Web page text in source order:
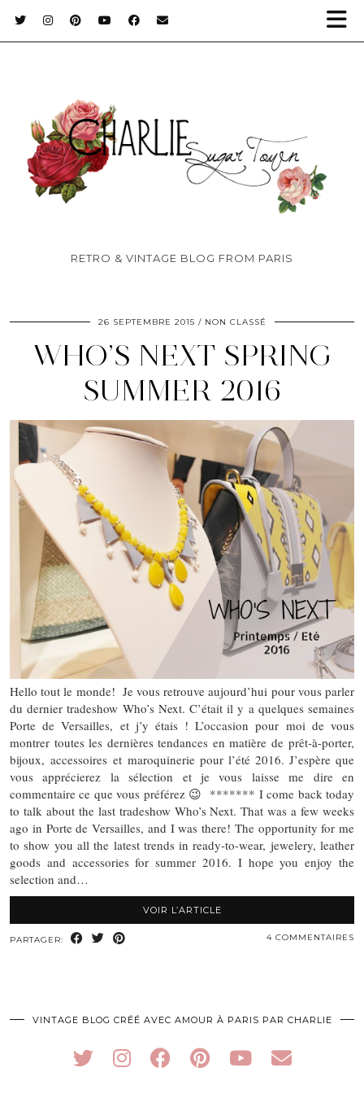
RETRO & VINTAGE BLOG FROM PARIS
26 SEPTEMBRE 2015 NON CLASSÉ
WHO’S NEXT SPRING
SUMMER 2016
Hello tout le monde! Je vous retrouve aujourd’hui pour vous parler
du dernier tradeshow Who’s Next. C’était il y a quelques semaines
Porte de Versailles, et j’y étais ! L’occasion pour moi de vous
montrer toutes les dernières tendances en matière de prêt-à-porter,
bijoux, accessoires et maroquinerie pour l’été 2016. J’espère que
vous apprécierez la sélection et je vous laisse me dire en
commentaire ce que vous préférez 😉 ******* I come back today
to talk about the last tradeshow Who’s Next. That was a few weeks
ago in Porte de Versailles, and I was there! The opportunity for me
to show you all the latest trends in ready-to-wear, jewelery, leather
goods and accessories for summer 2016. I hope you enjoy the
selection and…
VOIR L’ARTICLE
PARTAGER: 4 COMMENTAIRES
VINTAGE BLOG CRÉÉ AVEC AMOUR À PARIS PAR CHARLIE